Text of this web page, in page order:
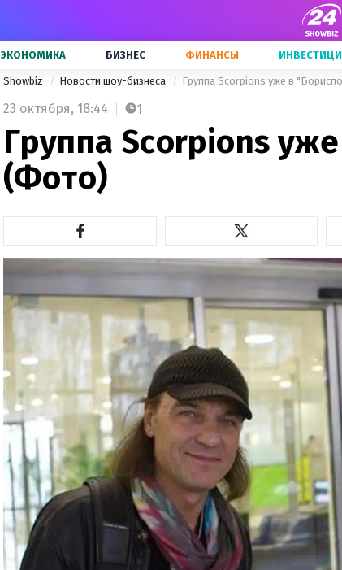
ЭКОНОМИКА БИЗНЕС ФИНАНСЫ
Showbiz Новости шоу-бизнеса Группа Scorpions уже в
23 октября, 18:44 1
Группа Scorpions
(Фото)